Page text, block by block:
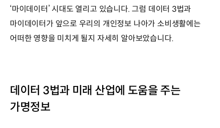
‘마이데이터’ 시대도 열리고 있습니다. 그럼 데이터 3법과
마이데이터가 앞으로 우리의 개인정보 나아가 소비생활에는
어떠한 영향을 미치게 될지 자세히 알아보았습니다.
데이터 3법과 미래 산업에 도움을 주는
가명정보